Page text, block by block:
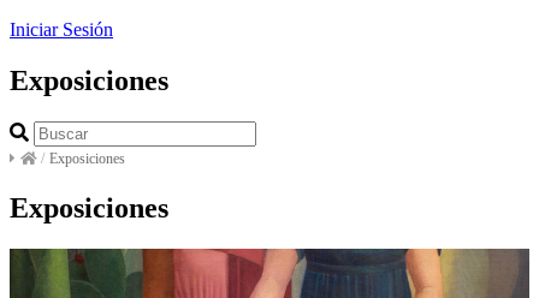
Iniciar Sesión
Exposiciones
/ Exposiciones
Exposiciones